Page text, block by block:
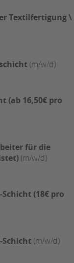
Textilfertigung \
(m/w/d)
(ab 16,50€ pro
für die
(m/w/d)
(18€ pro
Schicht (m/w/d)